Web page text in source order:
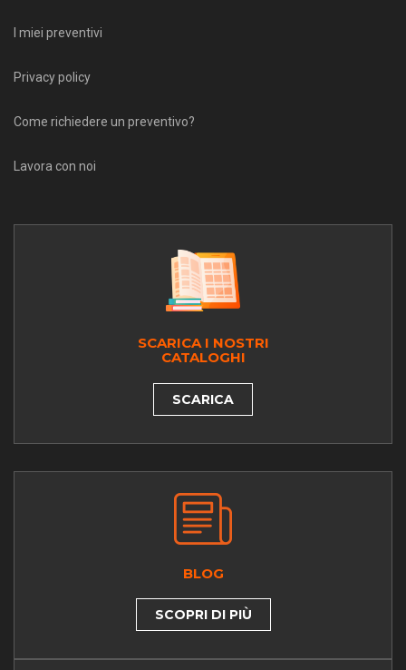
I miei preventivi
Privacy policy
Come richiedere un preventivo?
Lavora con noi
SCARICA I NOSTRI
CATALOGHI
SCARICA
BLOG
SCOPRI DI PIÙ